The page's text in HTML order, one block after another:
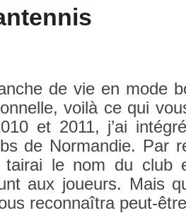
de vie en mode
voilà ce qui
et 2011, j’ai
de Nor­mandie. Par
tairai le nom du club
aux joueurs. Mais
re­con­naîtra peut-